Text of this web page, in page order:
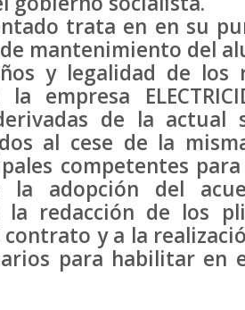
trata en en su
mantenimiento del
y legalidad de los
empresa
de la
al cese de la
competentes
adopción del
la redacción de los
y a la
para habilitar en